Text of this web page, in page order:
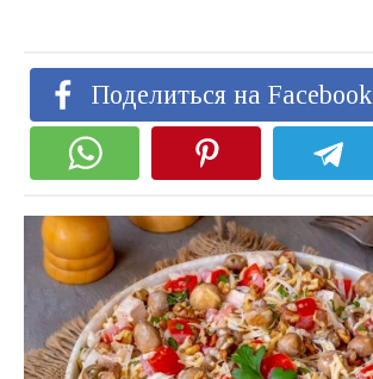
Поделиться на Facebook